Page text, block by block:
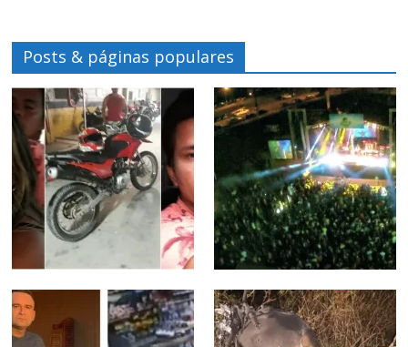
Posts & páginas populares